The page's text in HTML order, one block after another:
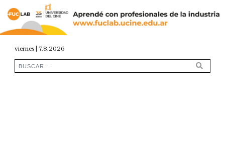
viernes | 7.8.2026